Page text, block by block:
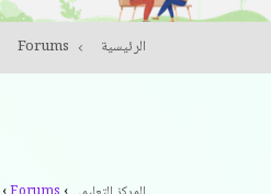
الرئيسية Forums